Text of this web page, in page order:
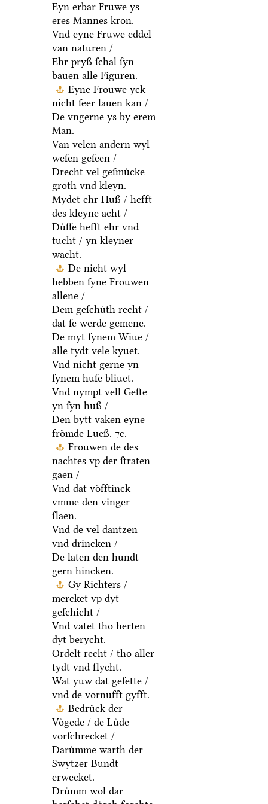
Eyn erbar Fruwe ys
eres Mannes kron.
Vnd eyne Fruwe eddel
van naturen /
Ehr pryß ſchal ſyn
bauen alle Figuren.
Eyne Frouwe yck
nicht ſeer lauen kan /
De vngerne ys by erem
Man.
Van velen andern wyl
weſen geſeen /
Drecht vel geſmuͤcke
groth vnd kleyn.
Mydet ehr Huß / hefft
des kleyne acht /
Duͤſſe hefft ehr vnd
tucht / yn kleyner
wacht.
De nicht wyl
hebben ſyne Frouwen
allene /
Dem geſchuͤth recht /
dat ſe werde gemene.
De myt ſynem Wiue /
alle tydt vele kyuet.
Vnd nicht gerne yn
ſynem huſe bliuet.
Vnd nympt vell Geſte
yn ſyn huß /
Den bytt vaken eyne
froͤmde Lueß. ⁊c.
Frouwen de des
nachtes vp der ſtraten
gaen /
Vnd dat voͤfftinck
vmme den vinger
ſlaen.
Vnd de vel dantzen
vnd drincken /
De laten den hundt
gern hincken.
Gy Richters /
mercket vp dyt
geſchicht /
Vnd vatet tho herten
dyt berycht.
Ordelt recht / tho aller
tydt vnd ſlycht.
Wat yuw dat geſette /
vnd de vornufft gyfft.
Bedruͤck der
Voͤgede / de Luͤde
vorſchrecket /
Daruͤmme warth der
Swytzer Bundt
erwecket.
Druͤmm wol dar